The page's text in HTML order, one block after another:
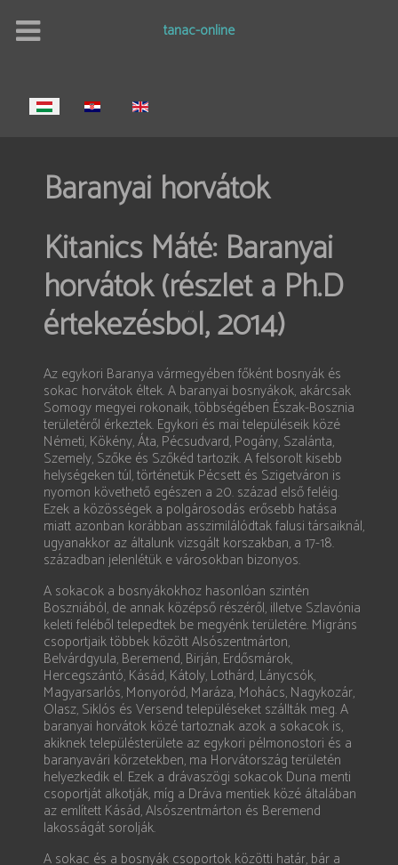
tanac-online
Válasszon nyelvet
Baranyai horvátok
Kitanics Máté: Baranyai
horvátok (részlet a Ph.D
értekezésből, 2014)
Az egykori Baranya vármegyében főként bosnyák és
sokac horvátok éltek. A baranyai bosnyákok, akárcsak
Somogy megyei rokonaik, többségében Észak-Bosznia
területéről érkeztek. Egykori és mai településeik közé
Németi, Kökény, Áta, Pécsudvard, Pogány, Szalánta,
Szemely, Szőke és Szőkéd tartozik. A felsorolt kisebb
helységeken túl, történetük Pécsett és Szigetváron is
nyomon követhető egészen a 20. század első feléig.
Ezek a közösségek a polgárosodás erősebb hatása
miatt azonban korábban asszimilálódtak falusi társaiknál,
ugyanakkor az általunk vizsgált korszakban, a 17-18.
században jelenlétük e városokban bizonyos.
A sokacok a bosnyákokhoz hasonlóan szintén
Boszniából, de annak középső részéről, illetve Szlavónia
keleti feléből telepedtek be megyénk területére. Migráns
csoportjaik többek között Alsószentmárton,
Belvárdgyula, Beremend, Birján, Erdősmárok,
Hercegszántó, Kásád, Kátoly, Lothárd, Lánycsók,
Magyarsarlós, Monyoród, Maráza, Mohács, Nagykozár,
Olasz, Siklós és Versend településeket szállták meg. A
baranyai horvátok közé tartoznak azok a sokacok is,
akiknek településterülete az egykori pélmonostori és a
baranyavári körzetekben, ma Horvátország területén
helyezkedik el. Ezek a drávaszögi sokacok Duna menti
csoportját alkotják, míg a Dráva mentiek közé általában
az említett Kásád, Alsószentmárton és Beremend
lakosságát sorolják.
A sokac és a bosnyák csoportok közötti határ, bár a